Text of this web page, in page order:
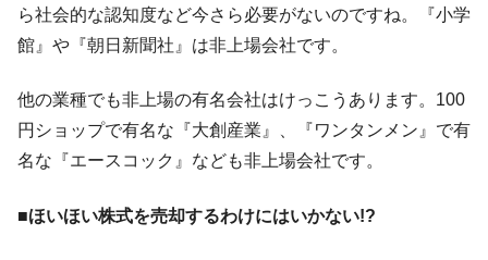
『Money1』
米国下院「韓国の公務員個人をターゲット
にぶん殴る法案」提出！⇒ クーパン問題は合衆国企業に対
『Money1』
韓国ボンクラ政策室長･金容範、株価暴落に
他人事のような発言。
『Money1』
韓国半導体『SKハイニックス』2026年2Qの
Fact1
日本の誇る海洋資源調査船『白嶺』は先進技術の
ら社会的な認知度など今さら必要がないのですね。『小学
館』や『朝日新聞社』は非上場会社です。
他の業種でも非上場の有名会社はけっこうあります。100
円ショップで有名な『大創産業』、『ワンタンメン』で有
名な『エースコック』なども非上場会社です。
■ほいほい株式を売却するわけにはいかない!?